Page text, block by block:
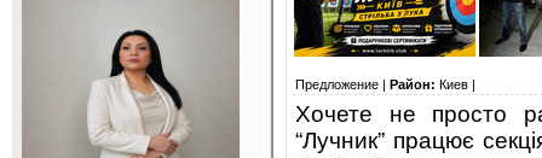
Предложение | Район: Киев |
Хочете не просто
“Лучник” працює